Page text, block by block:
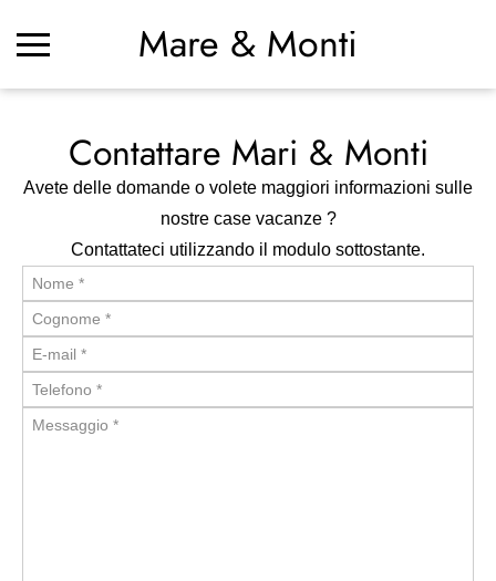
Mare & Monti
Contattare Mari & Monti
Avete delle domande o volete maggiori informazioni sulle
nostre case vacanze ?
Contattateci utilizzando il modulo sottostante.